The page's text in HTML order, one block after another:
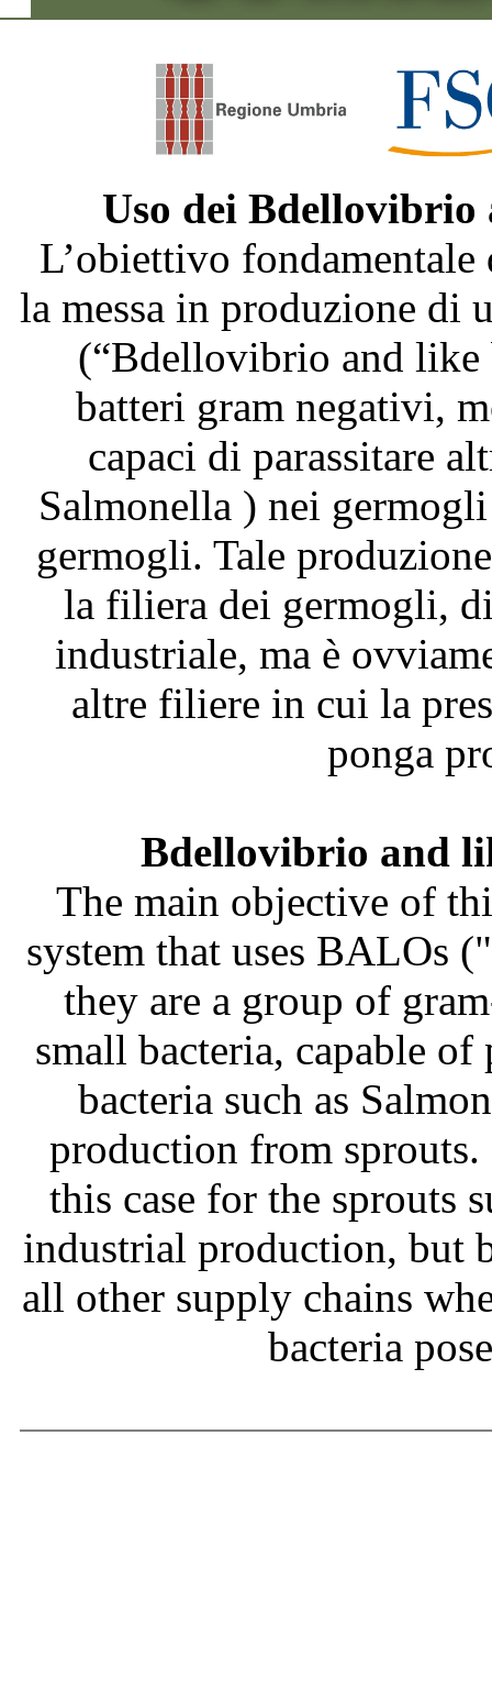
Uso dei
L’obiettivo fondamentale
la messa in produzione di
(“Bdellovibrio and like
batteri gram negativi,
capaci di parassitare
Salmonella ) nei
germogli. Tale
la filiera dei germogli,
industriale, ma è
altre filiere in cui la
ponga
Bdellovibrio and
The main objective of
system that uses BALOs
they are a group of
small bacteria, capable
bacteria such as
production from
this case for the sprouts
industrial production, but
all other supply chains
bacteria